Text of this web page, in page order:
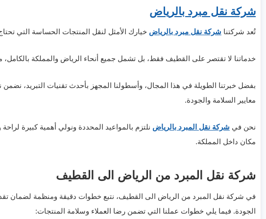
شركة نقل مبرد بالرياض
تُعد شركتنا شركة نقل مبرد بالرياض خيارك الأمثل لنقل المنتجات الحساسة التي
خدماتنا لا تقتصر على القطيف فقط، بل تشمل جميع أنحاء الرياض والمملكة بالكامل،
بفضل خبرتنا الطويلة في هذا المجال، وأسطولنا المجهز بأحدث تقنيات التبريد، نضمن
معايير السلامة والجودة.
نحن في شركة نقل المبرد بالرياض نلتزم بالمواعيد المحددة ونولي أهمية كبيرة لراحة
مكان داخل المملكة.
شركة نقل المبرد من الرياض الى القطيف
في شركة نقل المبرد من الرياض الى القطيف، نتبع خطوات دقيقة ومنظمة لضمان
الجودة. فيما يلي خطوات عملنا التي تضمن رضا العملاء وسلامة المنتجات: